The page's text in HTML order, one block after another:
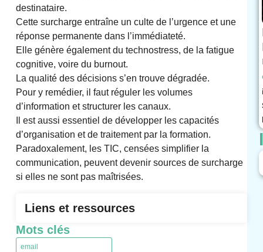
destinataire.
Cette surcharge entraîne un culte de l’urgence et une
réponse permanente dans l’immédiateté.
Elle génère également du technostress, de la fatigue
cognitive, voire du burnout.
La qualité des décisions s’en trouve dégradée.
Pour y remédier, il faut réguler les volumes
d’information et structurer les canaux.
Il est aussi essentiel de développer les capacités
d’organisation et de traitement par la formation.
Paradoxalement, les TIC, censées simplifier la
communication, peuvent devenir sources de surcharge
si elles ne sont pas maîtrisées.
Liens et ressources
Mots clés
email